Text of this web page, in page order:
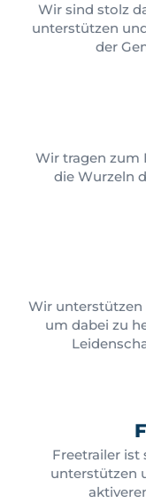
Wir sind stolz
unterstützen
der
Wir tragen zum
die Wurzeln
Wir unterstützen
um dabei zu
Freetrailer ist
unterstützen